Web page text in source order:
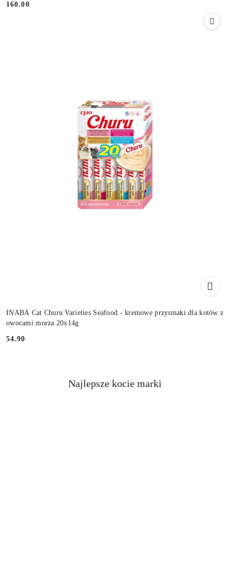
Cena:
160.00
INABA Cat Churu Varieties Seafood - kremowe przysmaki dla kotów z
owocami morza 20x14g
Cena:
54.90
Pomiń karuzelę producentów
Najlepsze kocie marki